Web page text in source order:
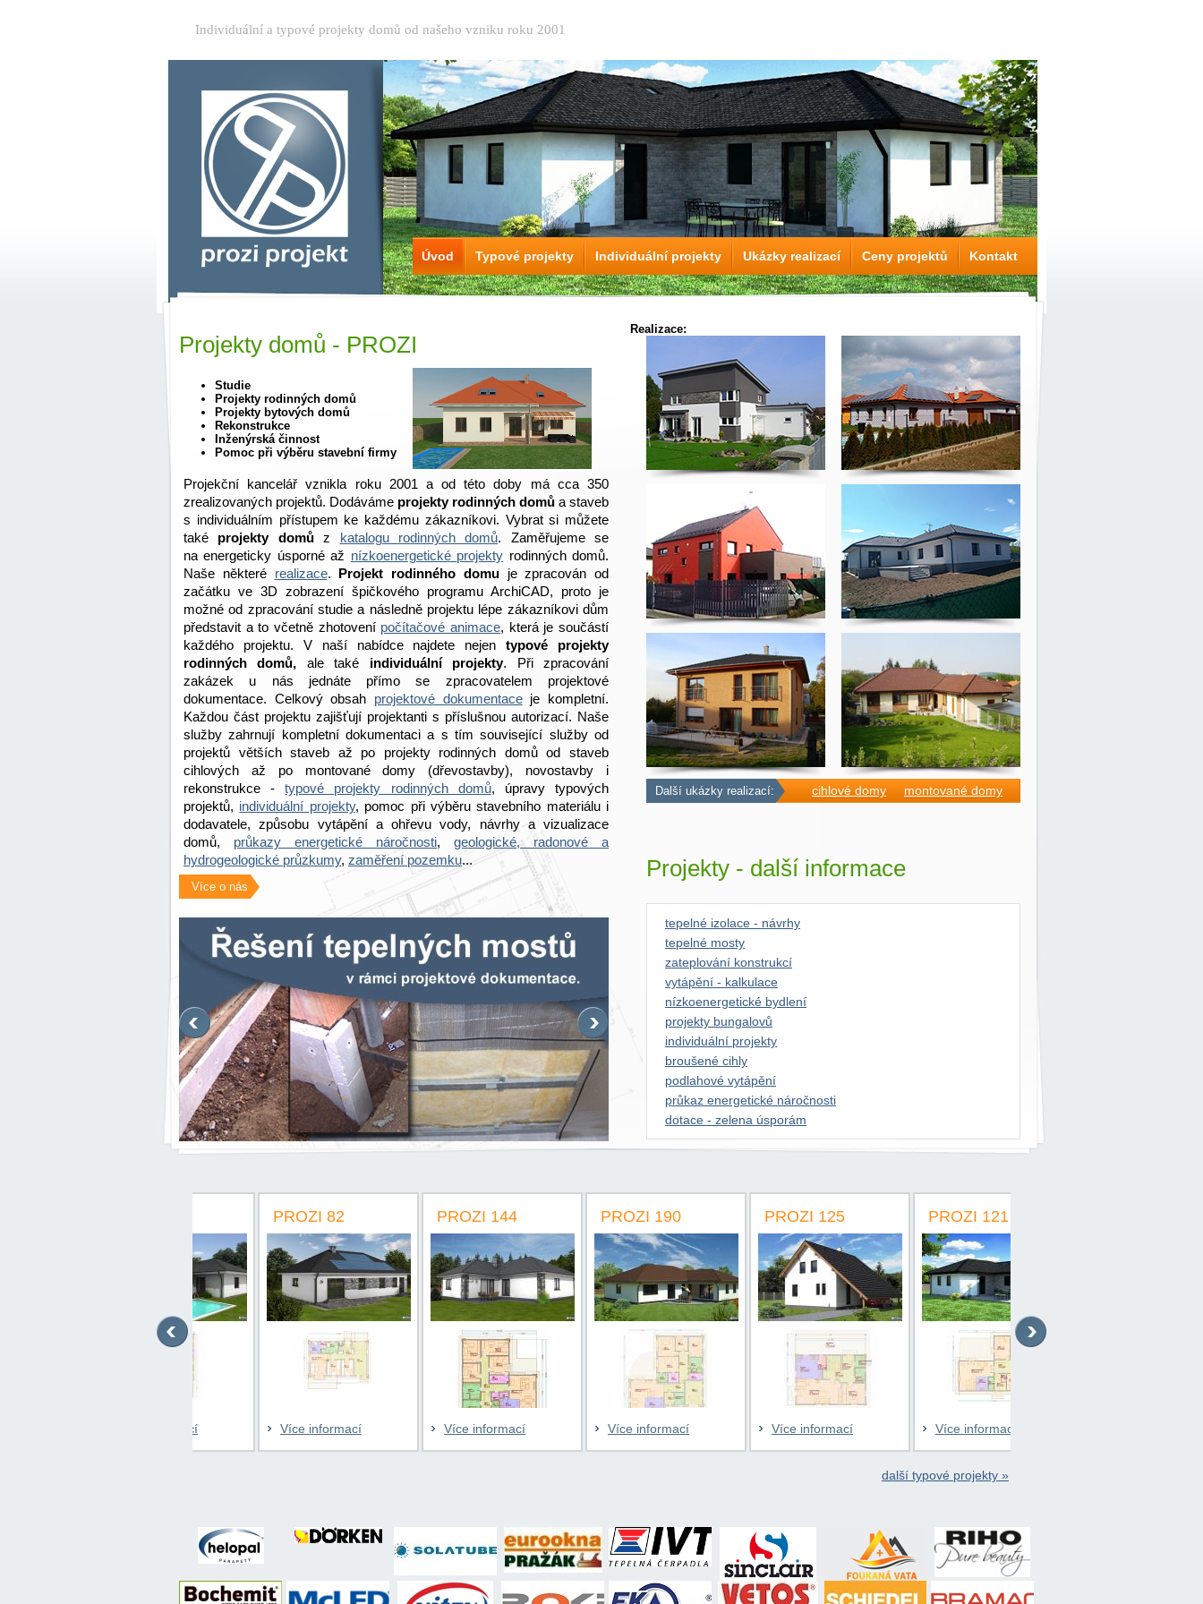
Individuální a typové projekty domů od našeho vzniku roku 2001
Úvod Typové projekty Individuální projekty Ukázky realizací Ceny projektů Kontakt
Projekty domů - PROZI
Studie
Projekty rodinných domů
Projekty bytových domů
Rekonstrukce
Inženýrská činnost
Pomoc při výběru stavební firmy
Projekční kancelář vznikla roku 2001 a od této doby má cca 350
zrealizovaných projektů. Dodáváme projekty rodinných domů a staveb
s individuálním přístupem ke každému zákazníkovi. Vybrat si můžete
také projekty domůz katalogu rodinných domů. Zaměřujeme se
na energeticky úsporné až nízkoenergetické projekty rodinných domů.
Naše některé realizace. Projekt rodinného domuje zpracován od
začátku ve 3D zobrazení špičkového programu ArchiCAD, proto je
možné od zpracování studie a následně projektu lépe zákazníkovi dům
představit a to včetně zhotovení počítačové animace, která je součástí
každého projektu. V naší nabídce najdete nejentypové projekty
rodinných domů, ale také individuální projekty. Při zpracování
zakázek u nás jednáte přímo se zpracovatelem projektové
dokumentace. Celkový obsah projektové dokumentaceje kompletní.
Každou část projektu zajišťují projektanti s příslušnou autorizací. Naše
služby zahrnují kompletní dokumentaci a s tím související služby od
projektů větších staveb až po projekty rodinných domů od staveb
cihlových až po montované domy (dřevostavby), novostavby i
rekonstrukce -typové projekty rodinných domů, úpravy typových
projektů, individuální projekty, pomoc při výběru stavebního materiálu i
dodavatele, způsobu vytápění a ohřevu vody, návrhy a vizualizace
domů, průkazy energetické náročnosti, geologické, radonové a
hydrogeologické průzkumy, zaměření pozemku...
Více o nás
Realizace:
Další ukázky realizací: cihlové domy montované domy
Projekty - další informace
tepelné izolace - návrhy
tepelné mosty
zateplování konstrukcí
vytápění - kalkulace
nízkoenergetické bydlení
projekty bungalovů
individuální projekty
broušené cihly
podlahové vytápění
průkaz energetické náročnosti
dotace - zelena úsporám
PROZI 82
Více informací
PROZI 144
Více informací
PROZI 190
Více informací
PROZI 125
Více informací
PROZI 121
Více informací
další typové projekty »